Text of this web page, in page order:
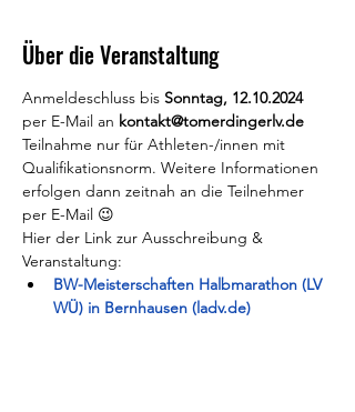
Über die Veranstaltung
Anmeldeschluss bis Sonntag, 12.10.2024
per E-Mail an kontakt@tomerdingerlv.de
Teilnahme nur für Athleten-/innen mit
Qualifikationsnorm. Weitere Informationen
erfolgen dann zeitnah an die Teilnehmer
per E-Mail 😉
Hier der Link zur Ausschreibung &
Veranstaltung:
BW-Meisterschaften Halbmarathon (LV
WÜ) in Bernhausen (ladv.de)